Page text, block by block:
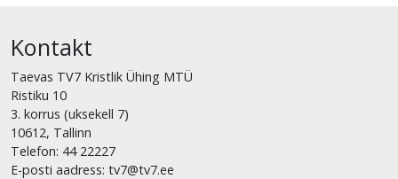
Kontakt
Taevas TV7 Kristlik Ühing MTÜ
Ristiku 10
3. korrus (uksekell 7)
10612, Tallinn
Telefon: 44 22227
E-posti aadress: tv7@tv7.ee